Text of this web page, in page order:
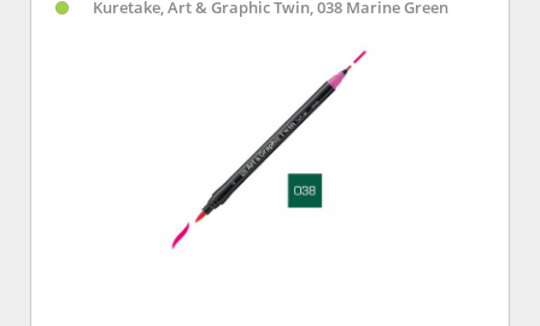
Kuretake, Art & Graphic Twin, 038 Marine Green